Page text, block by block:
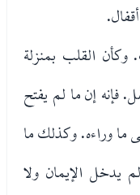
القلب بمنزلة
فإنه إن ما لم يفتح
ما وراءه. وكذلك ما
يدخل الإيمان ولا